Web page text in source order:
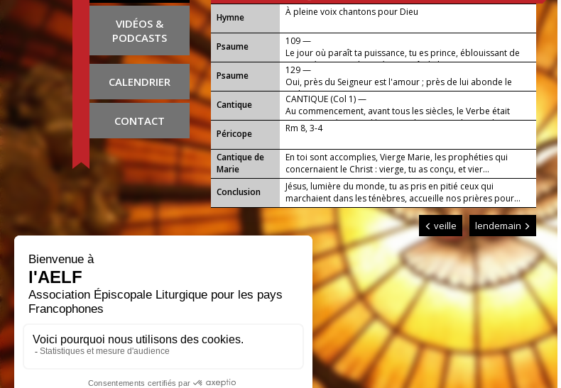
VIDÉOS &
PODCASTS
CALENDRIER
CONTACT
...
Hymne À pleine voix chantons pour Dieu
Psaume
109 —
Le jour où paraît ta puissance, tu es prince, éblouissant de
sainteté : Comme la rosée qui naît de l'aurore, je t'ai
engendré.
Psaume
129 —
Oui, près du Seigneur est l'amour ; près de lui abonde le
rachat.
Cantique
CANTIQUE (Col 1) —
Au commencement, avant tous les siècles, le Verbe était
Dieu. Il est né aujourd'hui : c'est le Sauveur du monde.
Péricope
Rm 8, 3-4
Cantique de
Marie
En toi sont accomplies, Vierge Marie, les prophéties qui
concernaient le Christ : vierge, tu as conçu, et vier...
Conclusion
Jésus, lumière du monde, tu as pris en pitié ceux qui
marchaient dans les ténèbres, accueille nos prières pour...
veille lendemain